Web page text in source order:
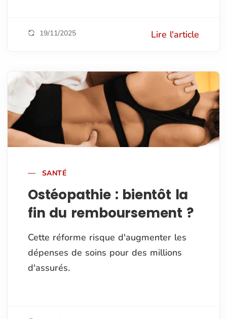
19/11/2025 Lire l'article
SANTÉ
Ostéopathie : bientôt la
fin du remboursement ?
Cette réforme risque d'augmenter les
dépenses de soins pour des millions
d'assurés.